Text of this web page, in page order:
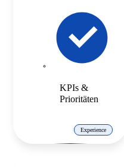
KPIs &
Prioritäten
Experience